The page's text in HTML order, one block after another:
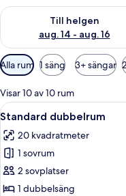
Till helgen
aug. 14 - aug. 16
Kontrollera
Tillgängliga
filter
för
rum
Alla rum 1 säng 3+ sängar
Visar 10 av 10 rum
Öppna
alla
foton
för
Standard
dubbelrum
7
Standard dubbelrum
20 kvadratmeter
1 sovrum
2 sovplatser
1 dubbelsäng